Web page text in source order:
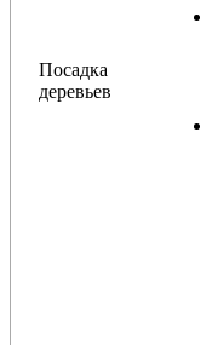
Посадка
деревьев